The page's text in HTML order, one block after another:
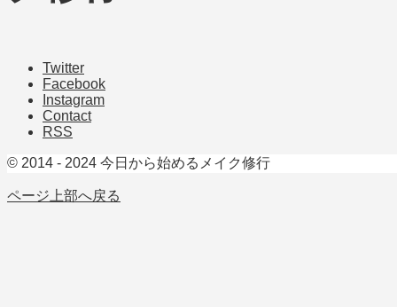
Twitter
Facebook
Instagram
Contact
RSS
© 2014 - 2024 今日から始めるメイク修行
ページ上部へ戻る